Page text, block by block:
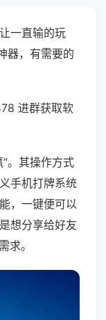
一直输的玩
器，有需要的
进群获取软
。其操作方式
手机打牌系统
，一键便可以
想分享给好友
求。